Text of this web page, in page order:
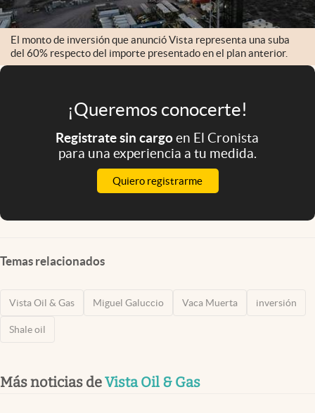
abre en nueva pestaña
Argentina
El monto de inversión que anunció Vista representa una suba
del 60% respecto del importe presentado en el plan anterior.
¡Queremos conocerte!
Registrate sin cargoen El Cronista
para una experiencia a tu medida.
Quiero registrarme
Temas relacionados
Vista Oil & Gas Miguel Galuccio Vaca Muerta inversión
Shale oil
Más noticias deVista Oil & Gas